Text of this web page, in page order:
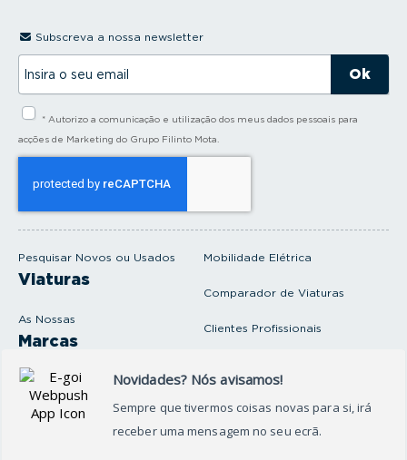
Pesquisar Novos ou Usados
Viaturas
As Nossas
Marcas
Produtos e serviços
Oficina
Mobilidade Elétrica
Comparador de Viaturas
Clientes Profissionais
Seguros Protector
Subscreva a nossa newsletter
s
* Autorizo a comunicação e utilização dos meus dados pessoais para
acções de Marketing do Grupo Filinto Mota.